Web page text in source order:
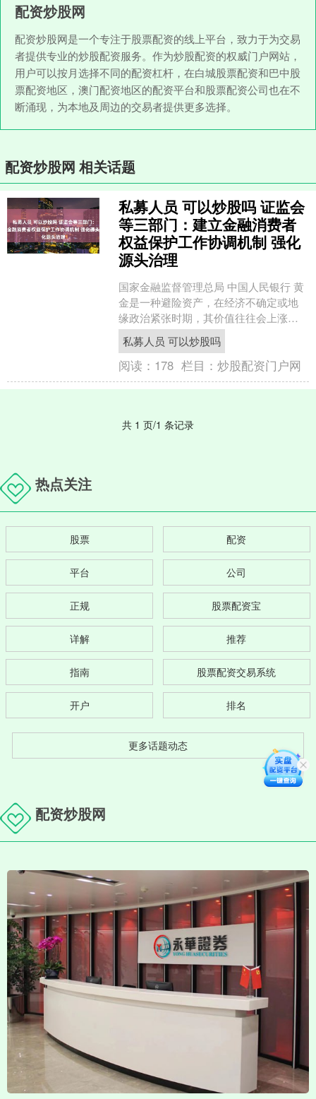
配资炒股网
配资炒股网是一个专注于股票配资的线上平台，致力于为交易
者提供专业的炒股配资服务。作为炒股配资的权威门户网站，
用户可以按月选择不同的配资杠杆，在白城股票配资和巴中股
票配资地区，澳门配资地区的配资平台和股票配资公司也在不
断涌现，为本地及周边的交易者提供更多选择。
配资炒股网 相关话题
私募人员 可以炒股吗 证监会
等三部门：建立金融消费者
权益保护工作协调机制 强化
源头治理
国家金融监督管理总局 中国人民银行 黄
金是一种避险资产，在经济不确定或地
缘政治紧张时期，其价值往往会上涨。
随着全球经济复苏的不确定性和地缘政
治局势的紧张，黄金市....
私募人员 可以炒股吗
阅读： 178 栏目：炒股配资门户网
共 1 页/1 条记录
热点关注
股票 配资
平台 公司
正规 股票配资宝
详解 推荐
指南 股票配资交易系统
开户 排名
更多话题动态
配资炒股网